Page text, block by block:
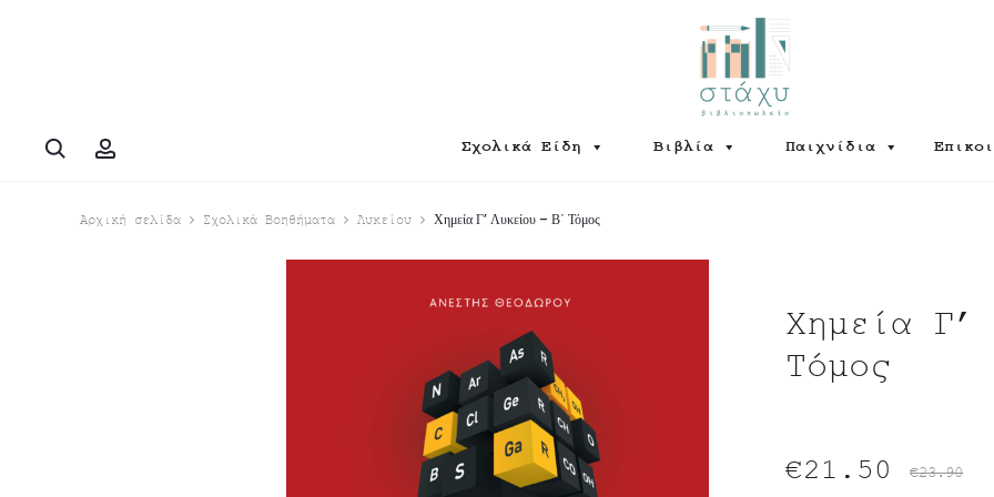
Search Σχολικά Είδη Βιβλία Παιχνίδια
Αρχική σελίδα Σχολικά Βοηθήματα Λυκείου Χημεία Γ’ Λυκείου – Β΄ Τόμος
Χημεία Γ’
Τόμος
€23.90
Original
€21.50
Η